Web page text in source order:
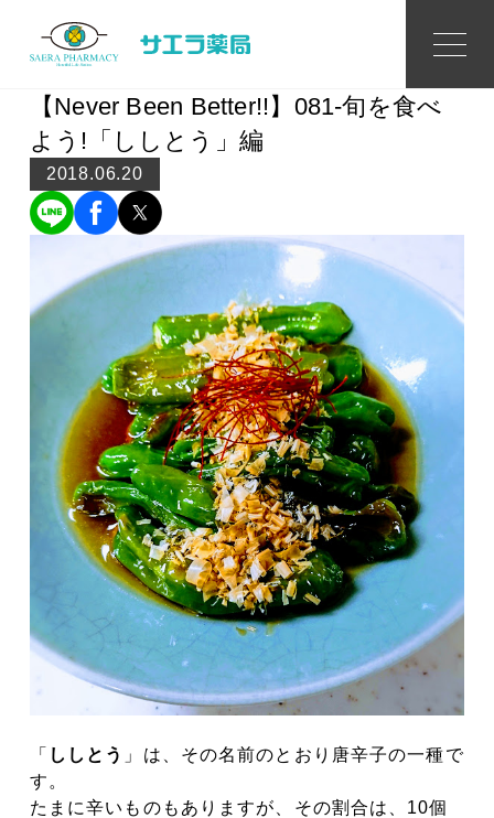
Topics
トピックス
【Never Been Better!!】081-旬を食べ
よう!「ししとう」編
2018.06.20
「 ししとう 」は、その名前のとおり唐辛子の一種で
す。
たまに辛いものも ありますが、その割合は、 10個